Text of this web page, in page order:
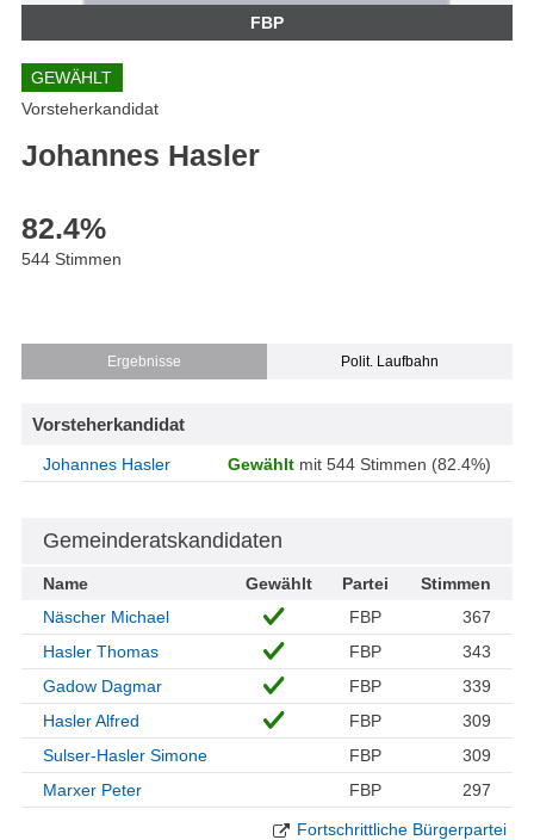
FBP
GEWÄHLT
Vorsteherkandidat
Johannes Hasler
82.4%
544 Stimmen
Ergebnisse Polit. Laufbahn
Vorsteherkandidat
Johannes Hasler Gewählt mit 544 Stimmen (82.4%)
Gemeinderatskandidaten
Name Gewählt Partei
Stimmen
Näscher Michael
FBP
367
Hasler Thomas
FBP
343
Gadow Dagmar
FBP
339
Hasler Alfred
FBP
309
Sulser-Hasler Simone
FBP
309
Marxer Peter
FBP 297
Fortschrittliche Bürgerpartei